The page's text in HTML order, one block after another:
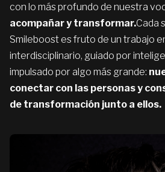
con lo más profundo de nuestra
acompañar y transformar.Cada
Smileboost es fruto de un trabajo
interdisciplinario, guiado por
impulsado por algo más grande:
conectar con las personas y
de transformación junto a ellos.